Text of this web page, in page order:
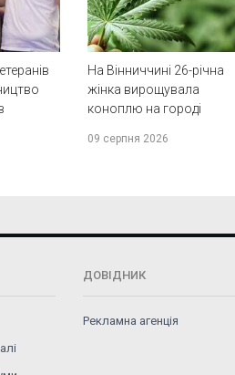
На Вінниччині 26-річна
жінка вирощувала
коноплю на городі
09 серпня 2026
ДОВІДНИК
Рекламна агенція